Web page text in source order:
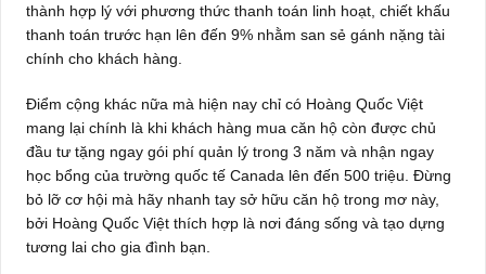
thành hợp lý với phương thức thanh toán linh hoạt, chiết khấu
thanh toán trước hạn lên đến 9% nhằm san sẻ gánh nặng tài
chính cho khách hàng.
Điểm cộng khác nữa mà hiện nay chỉ có Hoàng Quốc Việt
mang lại chính là khi khách hàng mua căn hộ còn được chủ
đầu tư tặng ngay gói phí quản lý trong 3 năm và nhận ngay
học bổng của trường quốc tế Canada lên đến 500 triệu. Đừng
bỏ lỡ cơ hội mà hãy nhanh tay sở hữu căn hộ trong mơ này,
bởi Hoàng Quốc Việt thích hợp là nơi đáng sống và tạo dựng
tương lai cho gia đình bạn.